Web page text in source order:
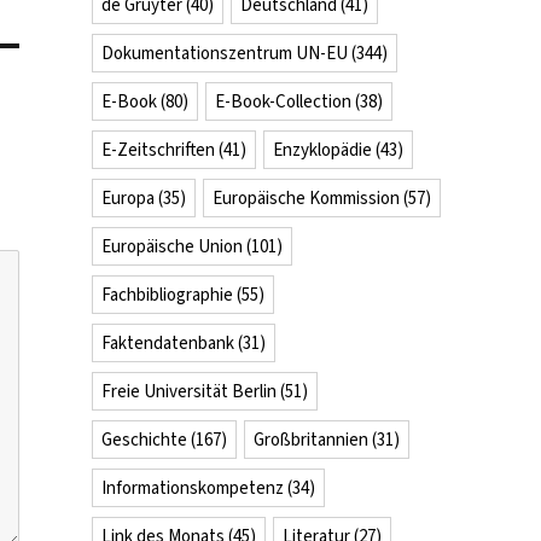
Dokumentationszentrum UN-EU (344)
E-Book(80) E-Book-Collection (38)
E-Zeitschriften (41) Enzyklopädie (43)
Europa (35) Europäische Kommission (57)
Europäische Union (101)
Fachbibliographie (55)
Faktendatenbank(31)
Freie Universität Berlin (51)
Geschichte (167) Großbritannien (31)
Informationskompetenz (34)